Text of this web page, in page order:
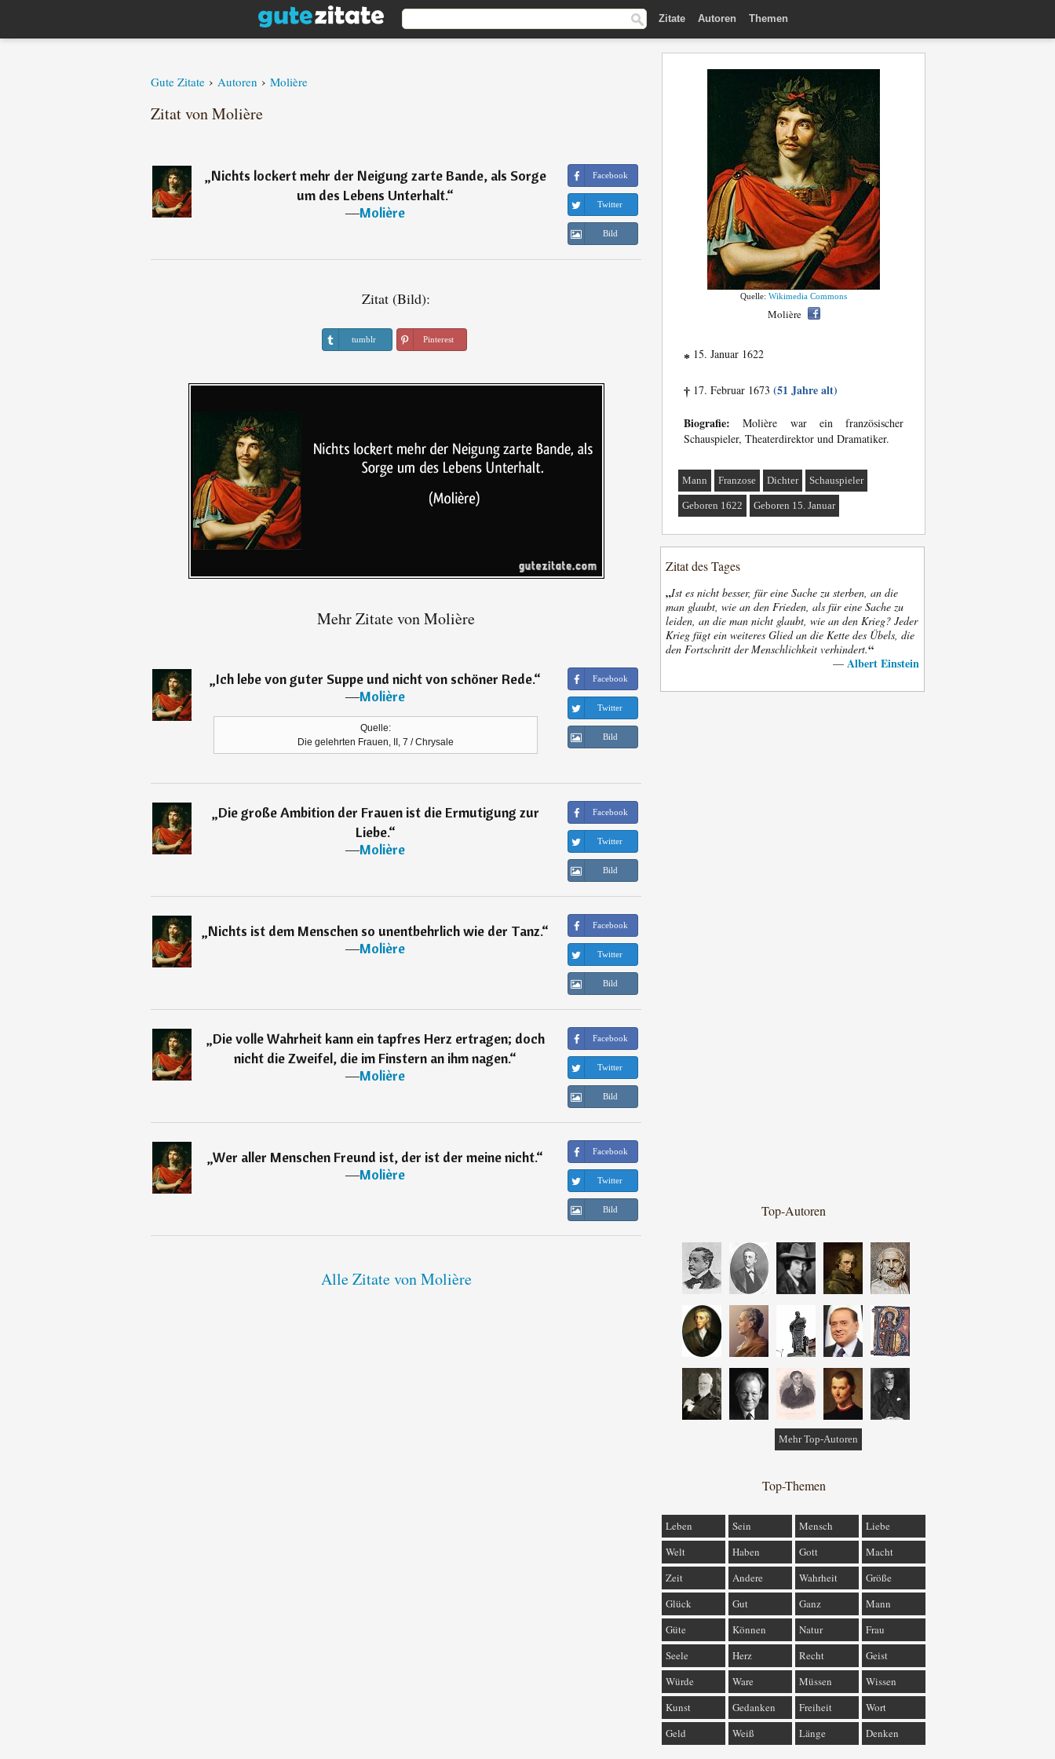
Zitate Autoren Themen
Gute Zitate › Autoren › Molière
Zitat von Molière
„Nichts lockert mehr der Neigung zarte Bande, als Sorge
um des Lebens Unterhalt.“
―Molière
Facebook
Twitter
Bild
Zitat (Bild):
tumblr Pinterest
Mehr Zitate von Molière
„Ich lebe von guter Suppe und nicht von schöner Rede.“
―Molière
Quelle:
Die gelehrten Frauen, II, 7 / Chrysale
Facebook
Twitter
Bild
„Die große Ambition der Frauen ist die Ermutigung zur
Liebe.“
―Molière
Facebook
Twitter
Bild
„Nichts ist dem Menschen so unentbehrlich wie der Tanz.“
―Molière
Facebook
Twitter
Bild
„Die volle Wahrheit kann ein tapfres Herz ertragen; doch
nicht die Zweifel, die im Finstern an ihm nagen.“
―Molière
Facebook
Twitter
Bild
„Wer aller Menschen Freund ist, der ist der meine nicht.“
―Molière
Facebook
Twitter
Bild
Alle Zitate von Molière
Quelle: Wikimedia Commons
Molière
* 15. Januar 1622
† 17. Februar 1673 (51 Jahre alt)
Biografie: Molière war ein französischer
Schauspieler, Theaterdirektor und Dramatiker.
Mann Franzose Dichter Schauspieler
Geboren 1622 Geboren 15. Januar
Zitat des Tages
„Ist es nicht besser, für eine Sache zu sterben, an die
man glaubt, wie an den Frieden, als für eine Sache zu
leiden, an die man nicht glaubt, wie an den Krieg? Jeder
Krieg fügt ein weiteres Glied an die Kette des Übels, die
den Fortschritt der Menschlichkeit verhindert.“
— Albert Einstein
Top-Autoren
Mehr Top-Autoren
Top-Themen
Leben Sein Mensch
Liebe
Welt
Haben Gott
Macht
Zeit
Andere Wahrheit
Größe
Glück
Gut Ganz
Mann
Güte
Können Natur
Frau
Seele
Herz Recht
Geist
Würde
Ware Müssen
Wissen
Kunst
Gedanken Freiheit
Wort
Geld
Weiß Länge Denken